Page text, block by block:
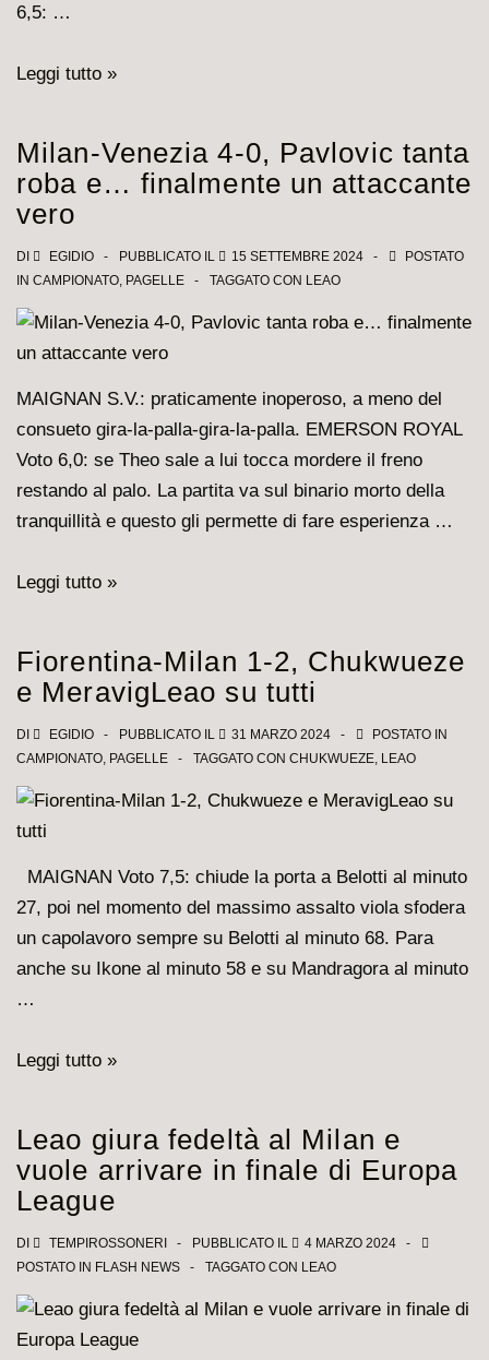
6,5: …
Milan-
0,
decide
Leao
Leggi tutto »
Milan-Venezia 4-0, Pavlovic tanta
roba e… finalmente un attaccante
vero
DI EGIDIO PUBBLICATO IL 15 SETTEMBRE 2024
IN CAMPIONATO PAGELLE TAGGATO CON LEAO
MAIGNAN S.V.: praticamente inoperoso, a meno del
consueto gira-la-palla-gira-la-palla. EMERSON ROYAL
Voto 6,0: se Theo sale a lui tocca mordere il freno
restando al palo. La partita va sul binario morto della
tranquillità e questo gli permette di fare esperienza …
Milan-
0,
Pavlovic
tanta
roba
e…
finalmente
attaccante
vero
Leggi tutto »
Fiorentina-Milan 1-2, Chukwueze
e MeravigLeao su tutti
DI EGIDIO PUBBLICATO IL 31 MARZO 2024
POSTATO IN
CAMPIONATO PAGELLE TAGGATO CON CHUKWUEZE LEAO
MAIGNAN Voto 7,5: chiude la porta a Belotti al minuto
27, poi nel momento del massimo assalto viola sfodera
un capolavoro sempre su Belotti al minuto 68. Para
anche su Ikone al minuto 58 e su Mandragora al minuto
…
Fiorentina-
2,
Chukwueze
e
MeravigLeao
su
tutti
Leggi tutto »
Leao giura fedeltà al Milan e
vuole arrivare in finale di Europa
League
DI TEMPIROSSONERI PUBBLICATO IL
4 MARZO 2024
POSTATO IN FLASH NEWS TAGGATO CON LEAO